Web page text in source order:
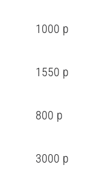
1000 р
1550 р
800 р
3000 р